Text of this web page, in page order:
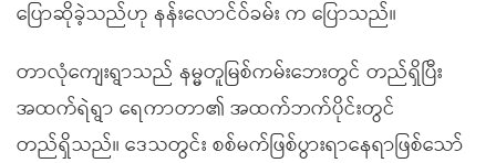
ပြောဆိုခဲ့သည်ဟု နန်းလောင်ဝ်ခမ်း က ပြောသည်။
တာလုံကျေးရွာသည် နမ္မတူမြစ်ကမ်းဘေးတွင် တည်ရှိပြီး
အထက်ရဲရွာ ရေကာတာ၏ အထက်ဘက်ပိုင်းတွင်
တည်ရှိသည်။ ဒေသတွင်း စစ်မက်ဖြစ်ပွားရာနေရာဖြစ်သော်